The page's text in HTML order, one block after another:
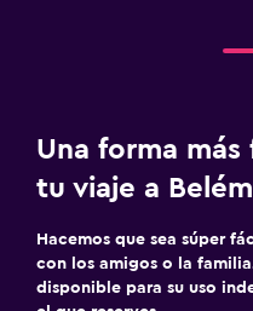
Una forma
tu viaje a Belém
Hacemos que sea súper
con los amigos o la
disponible para su uso